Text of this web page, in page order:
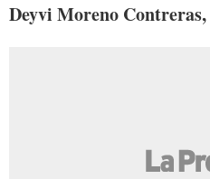
Deyvi Moreno Contreras,